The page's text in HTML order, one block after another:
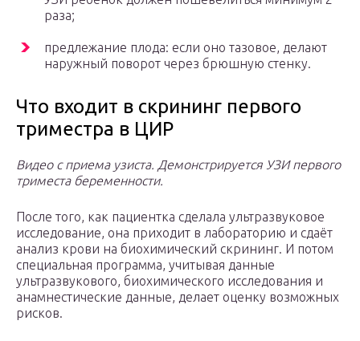
раза;
предлежание плода: если оно тазовое, делают
наружный поворот через брюшную стенку.
Что входит в скрининг первого
триместра в ЦИР
Видео с приема узиста. Демонстрируется УЗИ первого
триместа беременности.
После того, как пациентка сделала ультразвуковое
исследование, она приходит в лабораторию и сдаёт
анализ крови на биохимический скрининг. И потом
специальная программа, учитывая данные
ультразвукового, биохимического исследования и
анамнестические данные, делает оценку возможных
рисков.